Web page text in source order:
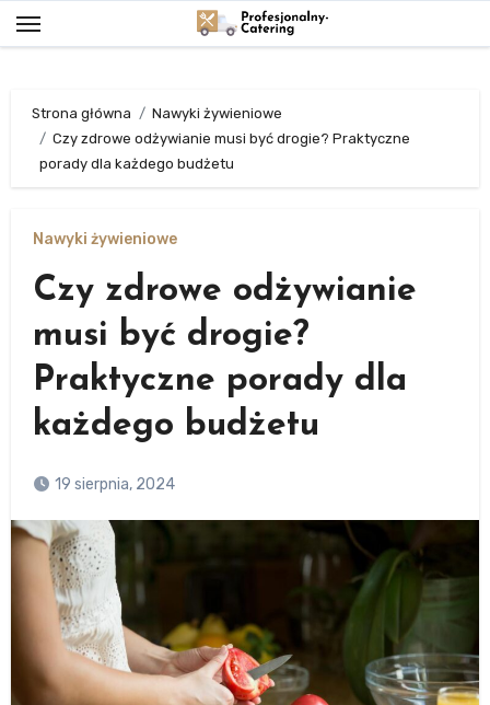
Skip
to
Strona główna
Nawyki żywieniowe
Czy zdrowe odżywianie musi być drogie? Praktyczne
porady dla każdego budżetu
Nawyki żywieniowe
Czy zdrowe odżywianie
musi być drogie?
Praktyczne porady dla
każdego budżetu
19 sierpnia, 2024